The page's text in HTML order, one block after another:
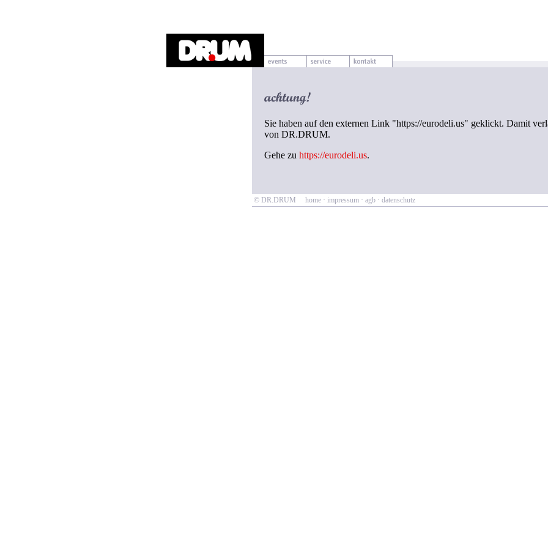
Sie haben auf den externen Link "https://eurodeli.us" geklickt. Damit
von DR.DRUM.
Gehe zu https://eurodeli.us.
© DR.DRUM home · impressum · agb · datenschutz